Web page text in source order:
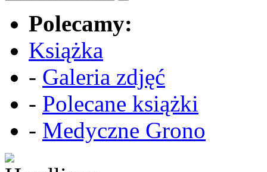
Polecamy:
Książka
- Galeria zdjęć
- Polecane książki
- Medyczne Grono